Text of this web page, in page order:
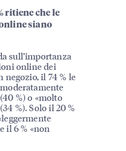
ritiene che le
siano
sull’importanza
online dei
negozio, il 74 % le
%) o «molto
%). Solo il 20 %
il 6 % «non